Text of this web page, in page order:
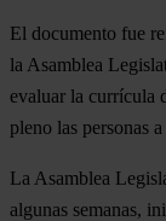
El documento fue
la Asamblea
evaluar la currícula
pleno las personas a
La Asamblea
algunas semanas,